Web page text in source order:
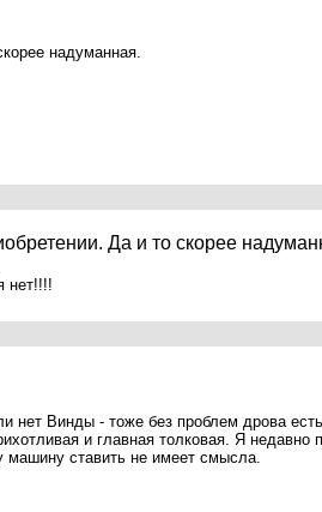
надуманная.
Да и то скорее
нет!!!!
нет Винды - тоже без проблем дрова
и главная толковая. Я
ставить не имеет смысла.